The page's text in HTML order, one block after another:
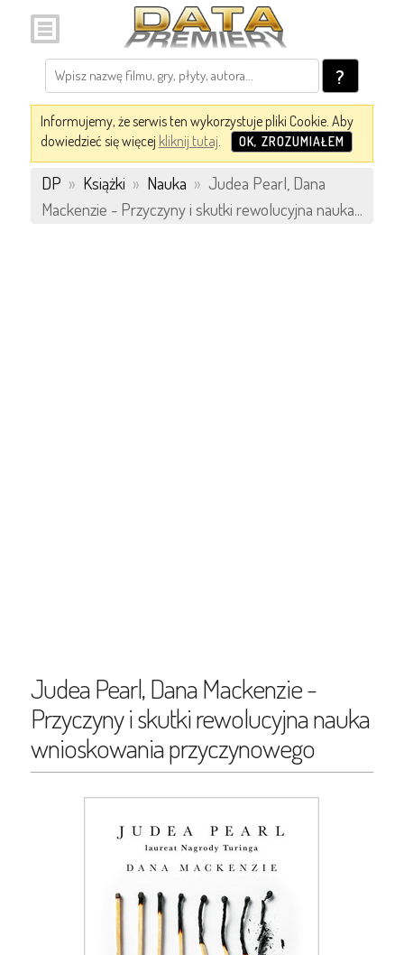
?
Informujemy, że serwis ten wykorzystuje pliki Cookie. Aby
dowiedzieć się więcej kliknij tutaj. OK, ZROZUMIAŁEM
DP » Książki » Nauka » Judea Pearl, Dana
Mackenzie - Przyczyny i skutki rewolucyjna nauka...
Judea Pearl, Dana Mackenzie -
Przyczyny i skutki rewolucyjna nauka
wnioskowania przyczynowego